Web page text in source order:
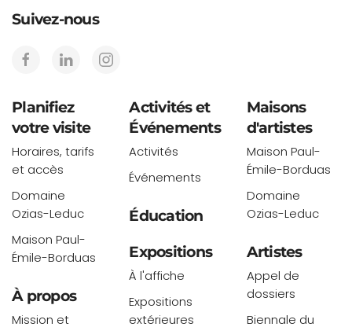
Suivez-nous
Planifiez
votre visite
Horaires, tarifs
et accès
Domaine
Ozias-Leduc
Maison Paul-
Émile-Borduas
À propos
Mission et
Activités et
Événements
Activités
Événements
Éducation
Expositions
À l'affiche
Expositions
extérieures
Maisons
d'artistes
Maison Paul-
Émile-Borduas
Domaine
Ozias-Leduc
Artistes
Appel de
dossiers
Biennale du